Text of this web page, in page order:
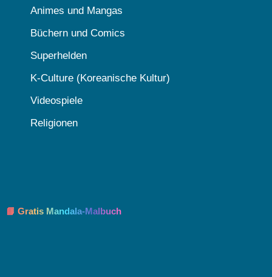
Animes und Mangas
Büchern und Comics
Superhelden
K-Culture (Koreanische Kultur)
Videospiele
Religionen
📘 Gratis Mandala-Malbuch